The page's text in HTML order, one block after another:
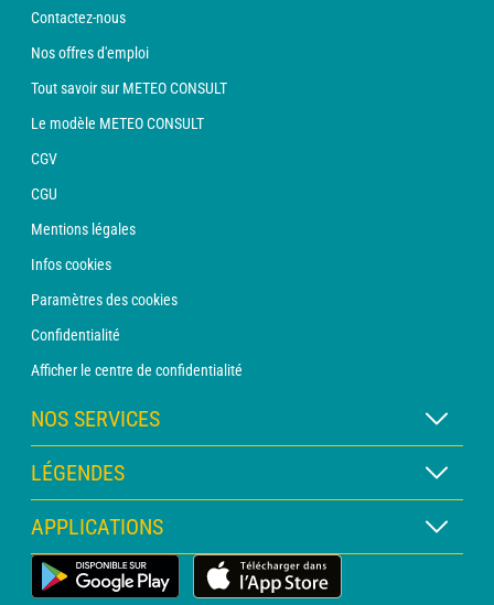
Contactez-nous
Nos offres d'emploi
Tout savoir sur METEO CONSULT
Le modèle METEO CONSULT
CGV
CGU
Mentions légales
Infos cookies
Paramètres des cookies
Confidentialité
Afficher le centre de confidentialité
NOS SERVICES
Abonnement METEO Xpert
Abonnement METEO PRO
Consultation avec un prévisionniste
Bulletin PRO
LÉGENDES
Légende des cartes
Légende des pictogrammes
Glossaire
APPLICATIONS
Application Météo Terrestre